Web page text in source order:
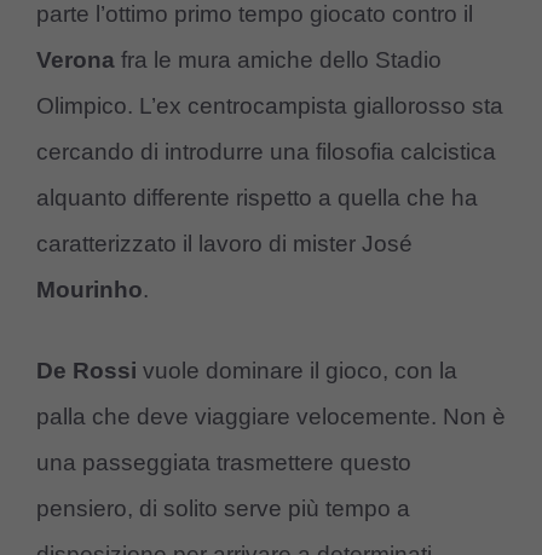
parte l’ottimo primo tempo giocato contro il
Verona fra le mura amiche dello Stadio
Olimpico. L’ex centrocampista giallorosso sta
cercando di introdurre una filosofia calcistica
alquanto differente rispetto a quella che ha
caratterizzato il lavoro di mister José
Mourinho.
De Rossi vuole dominare il gioco, con la
palla che deve viaggiare velocemente. Non è
una passeggiata trasmettere questo
pensiero, di solito serve più tempo a